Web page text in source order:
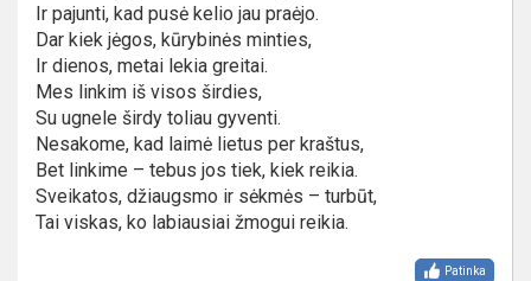
Ir pajunti, kad pusė kelio jau praėjo.
Dar kiek jėgos, kūrybinės minties,
Ir dienos, metai lekia greitai.
Mes linkim iš visos širdies,
Su ugnele širdy toliau gyventi.
Nesakome, kad laimė lietus per kraštus,
Bet linkime – tebus jos tiek, kiek reikia.
Sveikatos, džiaugsmo ir sėkmės – turbūt,
Tai viskas, ko labiausiai žmogui reikia.
Patinka